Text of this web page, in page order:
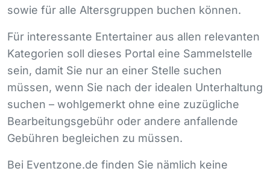
sowie für alle Altersgruppen buchen können.
Für interessante Entertainer aus allen relevanten
Kategorien soll dieses Portal eine Sammelstelle
sein, damit Sie nur an einer Stelle suchen
müssen, wenn Sie nach der idealen Unterhaltung
suchen – wohlgemerkt ohne eine zuzügliche
Bearbeitungsgebühr oder andere anfallende
Gebühren begleichen zu müssen.
Bei Eventzone.de finden Sie nämlich keine